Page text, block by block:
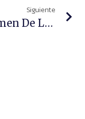
Siguiente
Resumen De La Jornada 'Medicamentos Falsificados ¡No Te La Juegues!'